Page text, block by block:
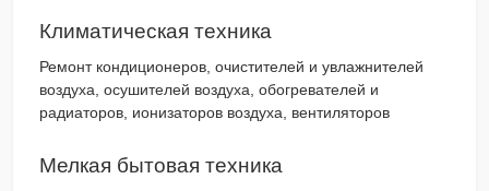
Климатическая техника
Ремонт кондиционеров, очистителей и увлажнителей
воздуха, осушителей воздуха, обогревателей и
радиаторов, ионизаторов воздуха, вентиляторов
Мелкая бытовая техника